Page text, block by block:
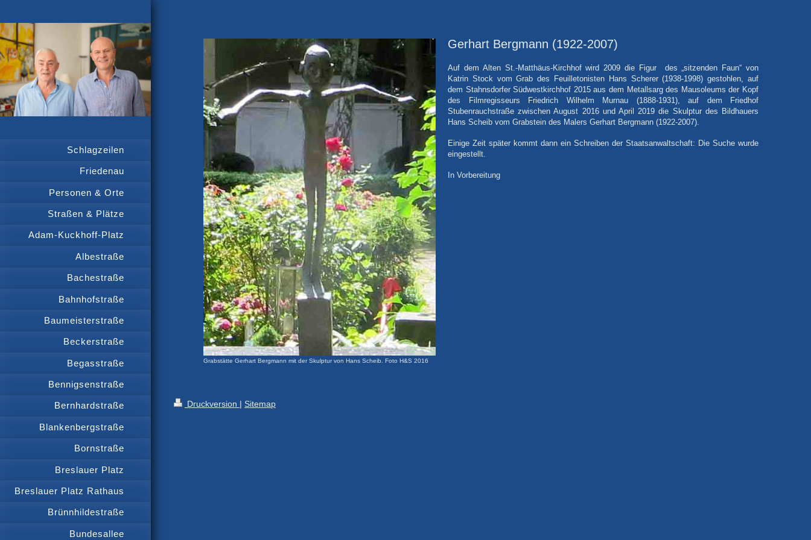
Schlagzeilen
Friedenau
Personen & Orte
Straßen & Plätze
Adam-Kuckhoff-Platz
Albestraße
Bachestraße
Bahnhofstraße
Baumeisterstraße
Beckerstraße
Begasstraße
Bennigsenstraße
Bernhardstraße
Blankenbergstraße
Bornstraße
Breslauer Platz
Breslauer Platz Rathaus
Brünnhildestraße
Bundesallee
Grabstätte Gerhart Bergmann mit der Skulptur von Hans Scheib. Foto H&S 2016
Gerhart Bergmann (1922-2007)
Auf dem Alten St.-Matthäus-Kirchhof wird 2009 die Figur des „sitzenden Faun“ von
Katrin Stock vom Grab des Feuilletonisten Hans Scherer (1938-1998) gestohlen, auf
dem Stahnsdorfer Südwestkirchhof 2015 aus dem Metallsarg des Mausoleums der Kopf
des Filmregisseurs Friedrich Wilhelm Murnau (1888-1931), auf dem Friedhof
Stubenrauchstraße zwischen August 2016 und April 2019 die Skulptur des Bildhauers
Hans Scheib vom Grabstein des Malers Gerhart Bergmann (1922-2007).
Einige Zeit später kommt dann ein Schreiben der Staatsanwaltschaft: Die Suche wurde
eingestellt.
In Vorbereitung
Druckversion | Sitemap